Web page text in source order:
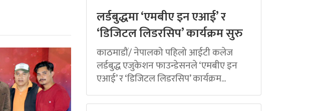
लर्डबुद्धमा ‘एमबीए इन एआई’ र
‘डिजिटल लिडरसिप’ कार्यक्रम सुरु
काठमाडौं/ नेपालको पहिलो आईटी कलेज
लर्डबुद्ध एजुकेशन फाउन्डेसनले ‘एमबीए इन
एआई’ र ‘डिजिटल लिडरसिप’ कार्यक्रम...